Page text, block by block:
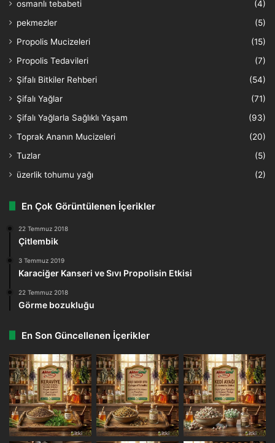
osmanlı tebabeti
(4)
pekmezler
(5)
Propolis Mucizeleri
(15)
Propolis Tedavileri
(7)
Şifalı Bitkiler Rehberi
(54)
Şifalı Yağlar
(71)
Şifalı Yağlarla Sağlıklı Yaşam
(93)
Toprak Ananın Mucizeleri
(20)
Tuzlar
(5)
üzerlik tohumu yağı
(2)
En Çok Görüntülenen İçerikler
22 Temmuz 2018
Çitlembik
3 Temmuz 2019
Karaciğer Kanseri ve Sıvı Propolisin Etkisi
22 Temmuz 2018
Görme bozukluğu
En Son Güncellenen İçerikler